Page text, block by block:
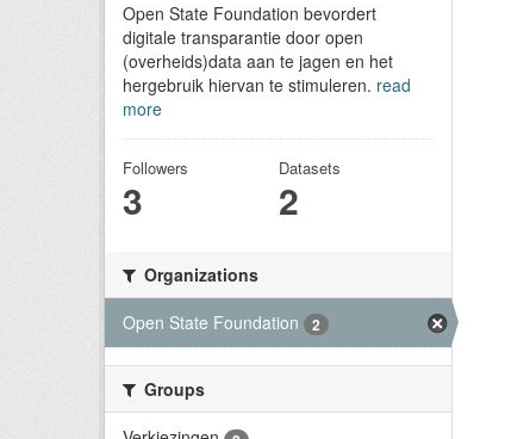
Open State Foundation bevordert
digitale transparantie door open
(overheids)data aan te jagen en het
hergebruik hiervan te stimuleren. read
more
Followers
3
Datasets
2
Organizations
Open State Foundation
2
Groups